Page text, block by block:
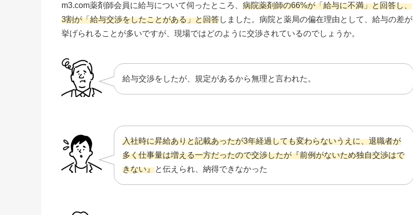
m3.com薬剤師会員に給与について伺ったところ、 病院薬剤師の66%が「給与に不満」と回答し、
3割が「給与交渉をしたことがある」と回答しました。病院と薬局の偏在理由として、給与の差が
挙げられることが多いですが、現場ではどのように交渉されているのでしょうか。
給与交渉をしたが、規定があるから無理と言われた。
入社時に昇給ありと記載あったが3年経過しても変わらないうえに、退職者が
多く仕事量は増える一方だったので交渉したが『前例がないため独自交渉はで
きない』と伝えられ、納得できなかった